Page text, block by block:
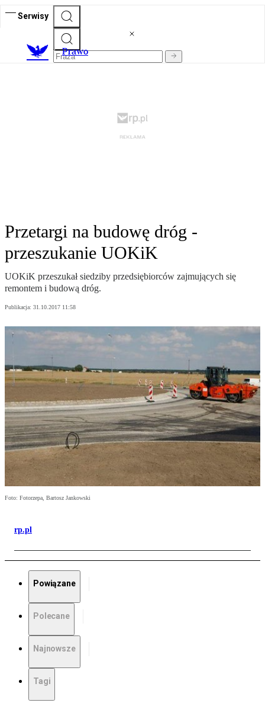
Serwisy
Prawo
Przetargi na budowę dróg -
przeszukanie UOKiK
UOKiK przeszukał siedziby przedsiębiorców zajmujących się
remontem i budową dróg.
Publikacja: 31.10.2017 11:58
Foto: Fotorzepa, Bartosz Jankowski
rp.pl
Powiązane
Polecane
Najnowsze
Tagi